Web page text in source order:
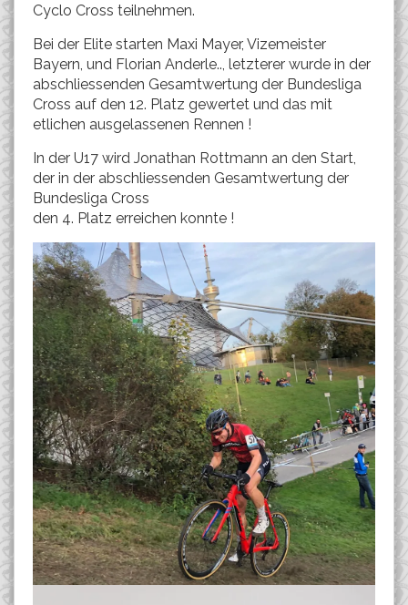
Cyclo Cross teilnehmen.
Bei der Elite starten Maxi Mayer, Vizemeister
Bayern, und Florian Anderle.., letzterer wurde in der
abschliessenden Gesamtwertung der Bundesliga
Cross auf den 12. Platz gewertet und das mit
etlichen ausgelassenen Rennen !
In der U17 wird Jonathan Rottmann an den Start,
der in der abschliessenden Gesamtwertung der
Bundesliga Cross
den 4. Platz erreichen konnte !